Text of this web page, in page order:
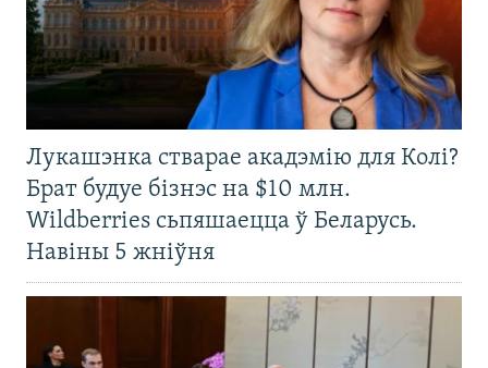
Лукашэнка стварае акадэмію для Колі?
Брат будуе бізнэс на $10 млн.
Wildberries сьпяшаецца ў Беларусь.
Навіны 5 жніўня